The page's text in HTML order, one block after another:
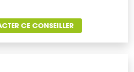
CE CONSEILLER